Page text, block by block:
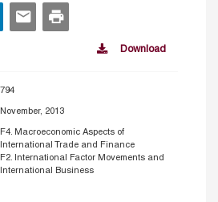
Download
794
November, 2013
F4. Macroeconomic Aspects of
International Trade and Finance
F2. International Factor Movements and
International Business